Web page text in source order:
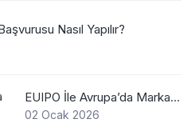
Nasıl Yapılır?
EUIPO İle Avrupa’da Marka Tescili
02 Ocak 2026